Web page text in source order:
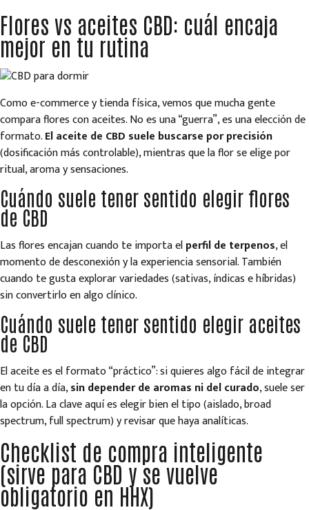
Flores vs aceites CBD: cuál encaja
mejor en tu rutina
Como e-commerce y tienda física, vemos que mucha gente
compara flores con aceites. No es una “guerra”, es una elección de
formato.El aceite de CBD suele buscarse por precisión
(dosificación más controlable), mientras que la flor se elige por
ritual, aroma y sensaciones.
Cuándo suele tener sentido elegir flores
de CBD
Las flores encajan cuando te importa elperfil de terpenos, el
momento de desconexión y la experiencia sensorial. También
cuando te gusta explorar variedades (sativas, índicas e híbridas)
sin convertirlo en algo clínico.
Cuándo suele tener sentido elegir aceites
de CBD
El aceite es el formato “práctico”: si quieres algo fácil de integrar
en tu día a día,sin depender de aromas ni del curado, suele ser
la opción. La clave aquí es elegir bien el tipo (aislado, broad
spectrum, full spectrum) y revisar que haya analíticas.
Checklist de compra inteligente
(sirve para CBD y se vuelve
obligatorio en HHX)